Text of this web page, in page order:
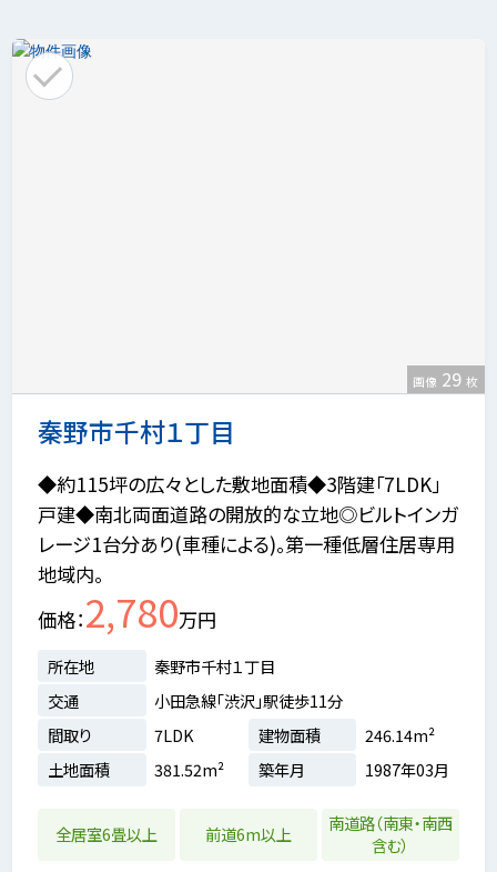
秦野市千村１丁目
画像 29 枚
◆約115坪の広々とした敷地面積◆3階建「7LDK」
戸建◆南北両面道路の開放的な立地◎ビルトインガ
レージ1台分あり(車種による)。第一種低層住居専用
地域内。
価格 2,780万円
所在地
秦野市千村１丁目
交通
小田急線「渋沢」駅徒歩11分
間取り
7LDK 建物面積
246.14m²
土地面積
381.52m² 築年月 1987年03月
全居室6畳以上 前道6m以上
南道路（南東・南西
含む）